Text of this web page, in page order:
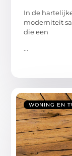
In de
moderniteit
die een
...
WONING EN